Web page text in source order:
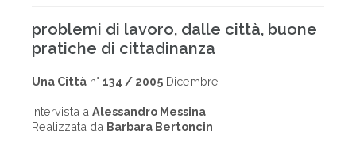
problemi di lavoro, dalle città, buone
pratiche di cittadinanza
Una Città n° 134 / 2005 Dicembre
Intervista a Alessandro Messina
Realizzata da Barbara Bertoncin